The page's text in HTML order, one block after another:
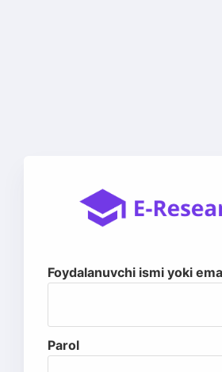
Foydalanuvchi ismi yoki
Parol